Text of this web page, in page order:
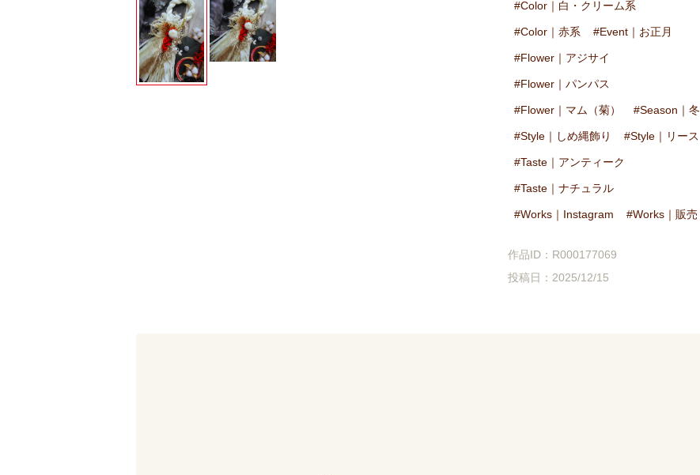
Color｜白・クリーム系
Color｜赤系 Event｜お正月
Flower｜アジサイ
Flower｜パンパス
Flower｜マム（菊） Season｜冬
Style｜しめ縄飾り Style｜リース
Taste｜アンティーク
Taste｜ナチュラル
Works｜Instagram Works｜販売
作品ID：R000177069
投稿日：2025/12/15